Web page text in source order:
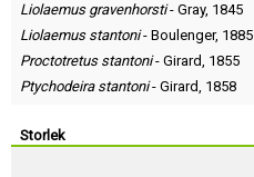
Liolaemus gravenhorsti- Gray, 1845
Liolaemus stantoni- Boulenger, 1885
Proctotretus stantoni- Girard, 1855
Ptychodeira stantoni- Girard, 1858
Storlek